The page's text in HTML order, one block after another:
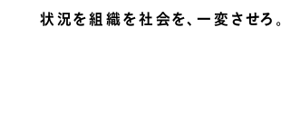
状況を組織を社会を、一変させろ。